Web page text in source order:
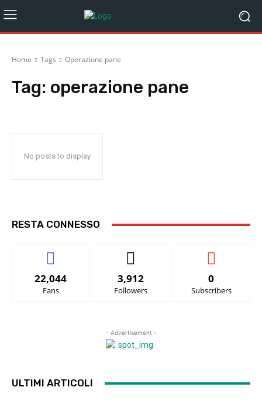
Home Tags Operazione pane
Tag: operazione pane
No posts to display
RESTA CONNESSO
22,044
Fans
3,912
Followers
0
Subscribers
- Advertisement -
ULTIMI ARTICOLI